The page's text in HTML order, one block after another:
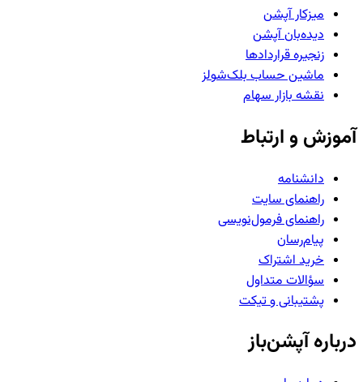
میزکار آپشن
دیده‌بان آپشن
زنجیره قراردادها
ماشین حساب بلک‌شولز
نقشه بازار سهام
آموزش و ارتباط
دانشنامه
راهنمای سایت
راهنمای فرمول‌نویسی
پیام‌رسان
خرید اشتراک
سؤالات متداول
پشتیبانی و تیکت
درباره آپشن‌باز